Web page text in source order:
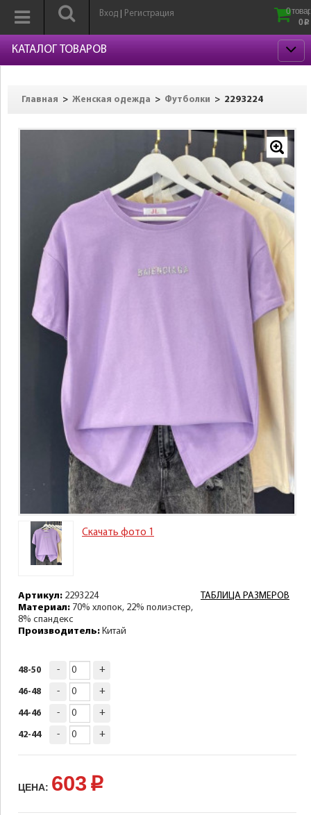
Вход Регистрация
0
0 p
КАТАЛОГ ТОВАРОВ
Главная > Женская одежда > Футболки > 2293224
Скачать фото 1
ТАБЛИЦА РАЗМЕРОВ
Артикул: 2293224
Материал: 70% хлопок, 22% полиэстер,
8% спандекс
Производитель: Китай
48-50 - +
46-48 - +
44-46 - +
42-44 - +
ЦЕНА: 603 p